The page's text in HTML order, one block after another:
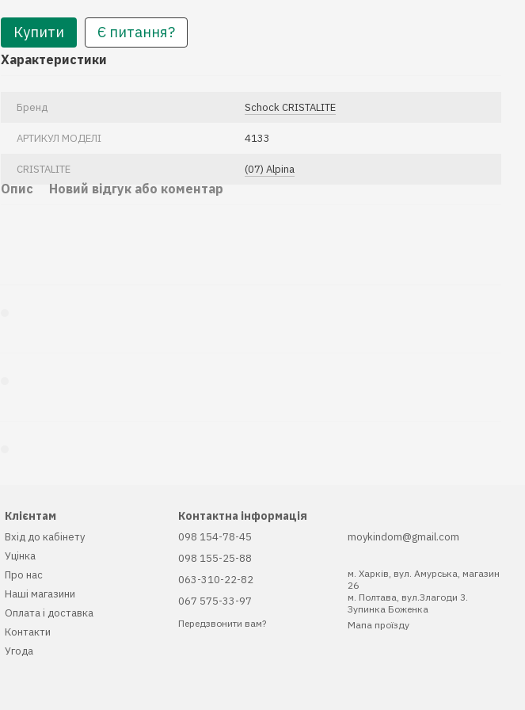
Купити Є питання?
Характеристики
Бренд Schock CRISTALITE
АРТИКУЛ МОДЕЛІ 4133
CRISTALITE (07) Alpina
Опис Новий відгук або коментар
Клієнтам
Вхід до кабінету
Уцінка
Про нас
Наші магазини
Оплата і доставка
Контакти
Угода
Контактна інформація
098 154-78-45
098 155-25-88
063-310-22-82
067 575-33-97
Передзвонити вам?
moykindom@gmail.com
м. Харків, вул. Амурська, магазин
26
м. Полтава, вул.Злагоди 3.
Зупинка Боженка
Мапа проїзду